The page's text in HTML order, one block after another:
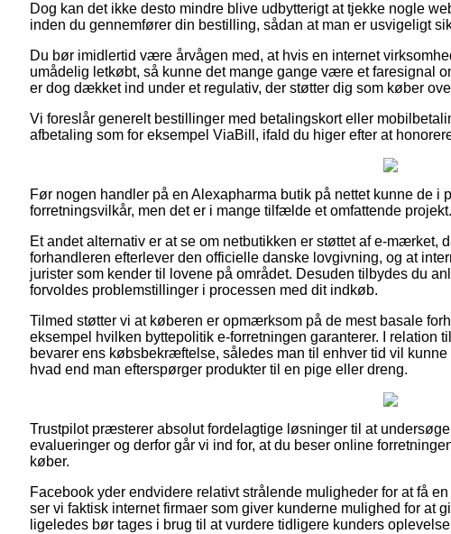
Dog kan det ikke desto mindre blive udbytterigt at tjekke nogle
inden du gennemfører din bestilling, sådan at man er usvigeligt
Du bør imidlertid være årvågen med, at hvis en internet
umådelig letkøbt, så kunne det mange gange være et faresignal
er dog dækket ind under et regulativ, der støtter dig som køber
Vi foreslår generelt bestillinger med betalingskort eller
afbetaling som for eksempel ViaBill, ifald du higer efter at
Før nogen handler på en Alexapharma butik på nettet kunne de
forretningsvilkår, men det er i mange tilfælde et omfattende projekt.
Et andet alternativ er at se om netbutikken er støttet af e-mærket,
forhandleren efterlever den officielle danske lovgivning, og at
jurister som kender til lovene på området. Desuden tilbydes du
forvoldes problemstillinger i processen med dit indkøb.
Tilmed støtter vi at køberen er opmærksom på de mest basale
eksempel hvilken byttepolitik e-forretningen garanterer. I relation
bevarer ens købsbekræftelse, således man til enhver tid vil
hvad end man efterspørger produkter til en pige eller dreng.
Trustpilot præsterer absolut fordelagtige løsninger til at
evalueringer og derfor går vi ind for, at du beser online
køber.
Facebook yder endvidere relativt strålende muligheder for at få
ser vi faktisk internet firmaer som giver kunderne mulighed for at
ligeledes bør tages i brug til at vurdere tidligere kunders